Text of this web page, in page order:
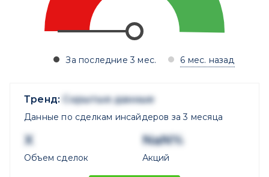
За последние 3 мес. 6 мес. назад
Тренд: Скрытые данные
Данные по сделкам инсайдеров за 3 месяца
X
Объем сделок
NaN%
Акций